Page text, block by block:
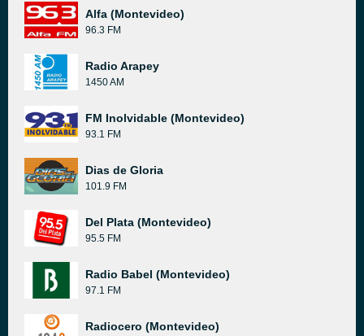
Alfa (Montevideo)
96.3 FM
Radio Arapey
1450 AM
FM Inolvidable (Montevideo)
93.1 FM
Dias de Gloria
101.9 FM
Del Plata (Montevideo)
95.5 FM
Radio Babel (Montevideo)
97.1 FM
Radiocero (Montevideo)